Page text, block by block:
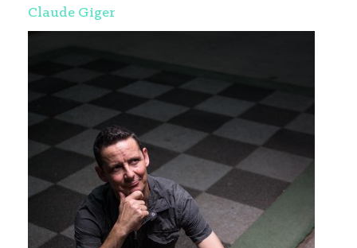
Claude Giger